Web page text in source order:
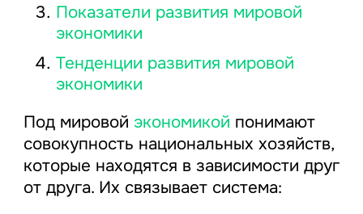
Показатели развития мировой
экономики
Тенденции развития мировой
экономики
Под мировой экономикой понимают
совокупность национальных хозяйств,
которые находятся в зависимости друг
от друга. Их связывает система: